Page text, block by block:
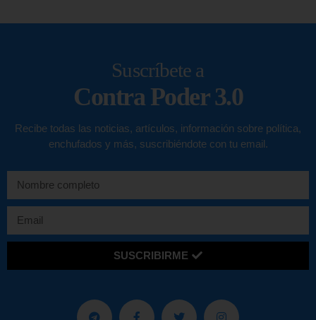
Suscríbete a
Contra Poder 3.0
Recibe todas las noticias, artículos, información sobre política,
enchufados y más, suscribiéndote con tu email.
SUSCRIBIRME